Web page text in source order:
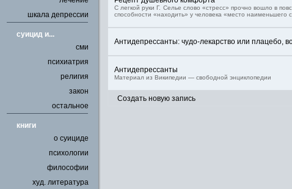
шкала депрессии
cуицид и...
сми
психиатрия
религия
закон
остальное
книги
о суициде
психологии
философии
худ. литература
С легкой руки Г. Селье слово «стресс» прочно вошло в
способности «находить» у человека «место наименьшего
Антидепрессанты: чудо-лекарство или плацебо,
Антидепрессанты
Материал из Википедии — свободной энциклопедии
Создать новую запись